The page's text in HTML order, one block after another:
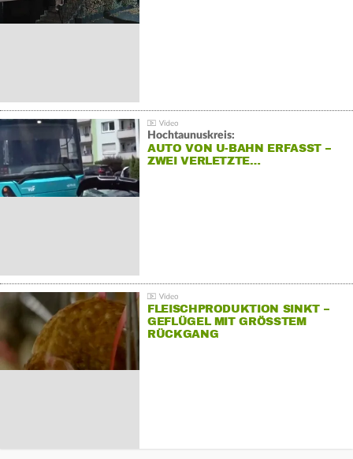
Hochtaunuskreis:
AUTO VON U-BAHN ERFASST –
ZWEI VERLETZTE…
FLEISCHPRODUKTION SINKT –
GEFLÜGEL MIT GRÖSSTEM R
ÜCKGANG